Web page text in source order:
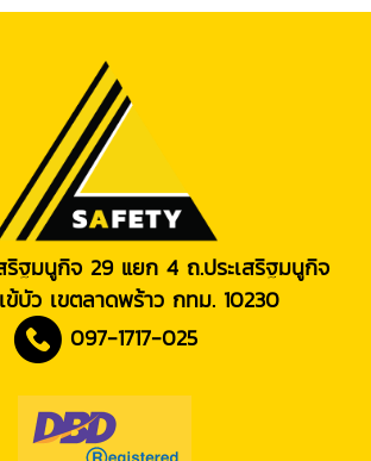
ริฐมนูกิจ 29 แยก 4 ถ.ประเสริฐมนูกิจ
ข้บัว เขตลาดพร้าว กทม. 10230
097-1717-025